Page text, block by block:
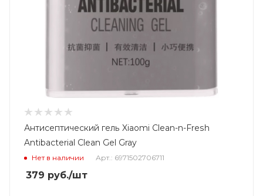
Антисептический гель Xiaomi Clean-n-Fresh
Antibacterial Clean Gel Gray
Нет в наличии Арт.: 6971502706711
379 руб./шт